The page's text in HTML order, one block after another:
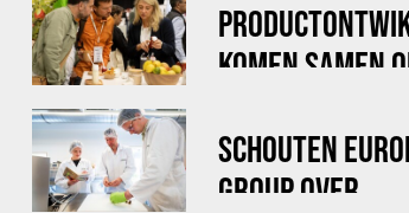
KOMEN SAMEN
SCHOUTEN
GROUP OVER